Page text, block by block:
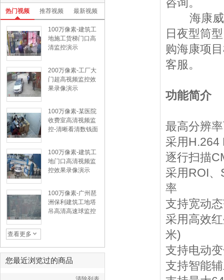
热门视频 推荐视频 最新视频
100万像素-建筑工
地施工货梯门口高
清监控演示
200万像素-工厂大
门超高视频监控效
果录像演示
100万像素-某医院
收费室高清视频监
控-清晰看清数钱面
100万像素-建筑工
地门口高清视频监
控效果录像演示
100万像素-广州琶
洲保利建筑工地塔
吊高清高速球监控
查看更多
您最近浏览过的商品
海康
日夜型筒
购海康项
客服。
功能简介
最高分辨
采用H.264
逐行扫描
采用ROI
率
支持宽动
采用高效
米)
支持电动
支持智能